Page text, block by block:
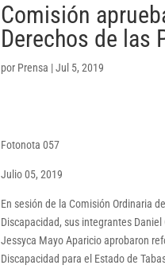
Comisión
Derechos de las
por Prensa |Jul 5, 2019
Fotonota 057
Julio 05, 2019
En sesión de la Comisión Ordinaria
Discapacidad, sus integrantes
Jessyca Mayo Aparicio aprobaron
Discapacidad para el Estado de